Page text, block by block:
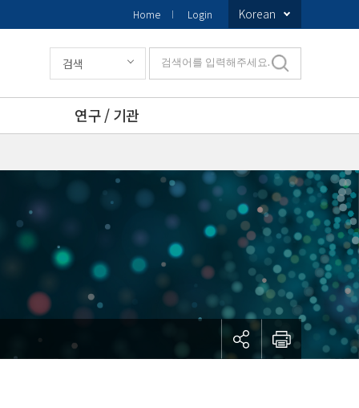
Home Login Korean
연구 / 기관
검색 검색어를 입력해주세요.